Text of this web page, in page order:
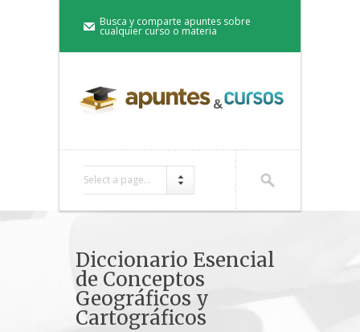
Busca y comparte apuntes sobre
cualquier curso o materia
Select a page...
Diccionario Esencial
de Conceptos
Geográficos y
Cartográficos